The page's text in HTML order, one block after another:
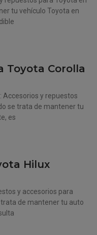
tu vehículo Toyota en
Toyota Corolla
Accesorios y repuestos
se trata de mantener tu
es
Hilux
y accesorios para
de mantener tu auto